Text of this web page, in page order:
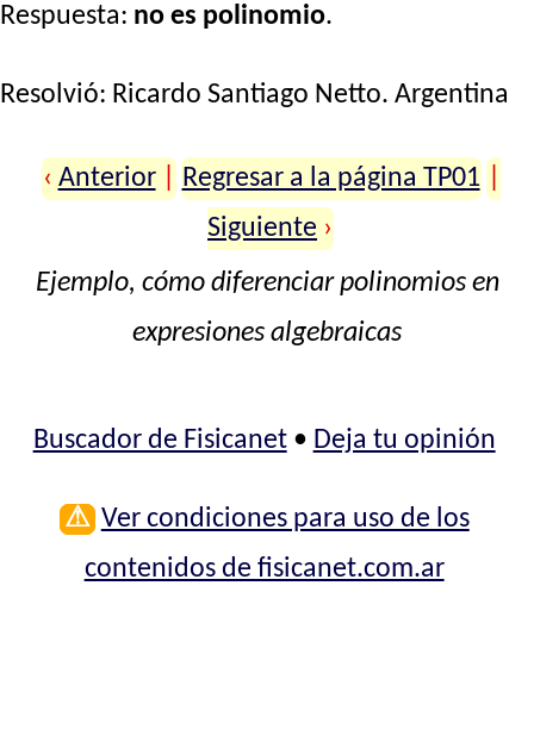
Respuesta: no es polinomio.
Resolvió: Ricardo Santiago Netto. Argentina
‹ Anterior Regresar a la página TP01
Siguiente ›
Ejemplo, cómo diferenciar polinomios en
expresiones algebraicas
Buscador de Fisicanet• Deja tu opinión
⚠ Ver condiciones para uso de los
contenidos de fisicanet.com.ar